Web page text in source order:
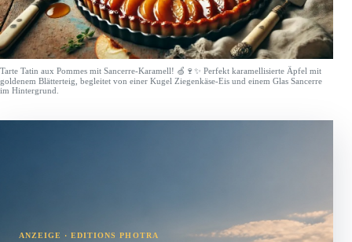
Tarte Tatin aux Pommes mit Sancerre-Karamell! 🍏🍷✨ Perfekt karamellisierte Äpfel mit
goldenem Blätterteig, begleitet von einer Kugel Ziegenkäse-Eis und einem Glas Sancerre
im Hintergrund.
ANZEIGE · EDITIONS PHOTRA